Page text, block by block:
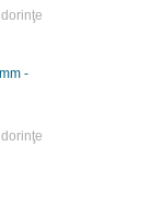
-